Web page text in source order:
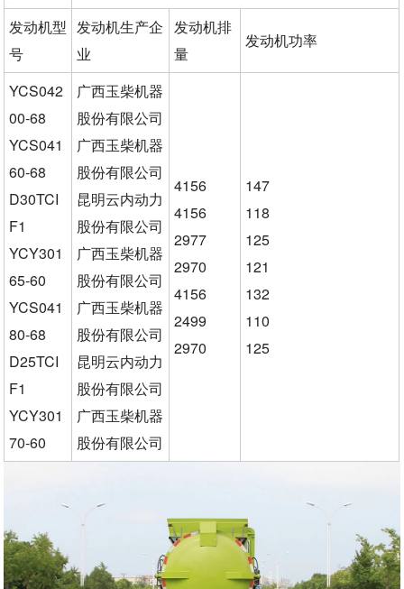
发动机型
号
发动机生产企
业
发动机排
量
发动机功率
YCS042
00-68
YCS041
60-68
D30TCI
F1
YCY301
65-60
YCS041
80-68
D25TCI
F1
YCY301
70-60
广西玉柴机器
股份有限公司
广西玉柴机器
股份有限公司
昆明云内动力
股份有限公司
广西玉柴机器
股份有限公司
广西玉柴机器
股份有限公司
昆明云内动力
股份有限公司
广西玉柴机器
股份有限公司
4156
4156
2977
2970
4156
2499
2970
147
118
125
121
132
110
125